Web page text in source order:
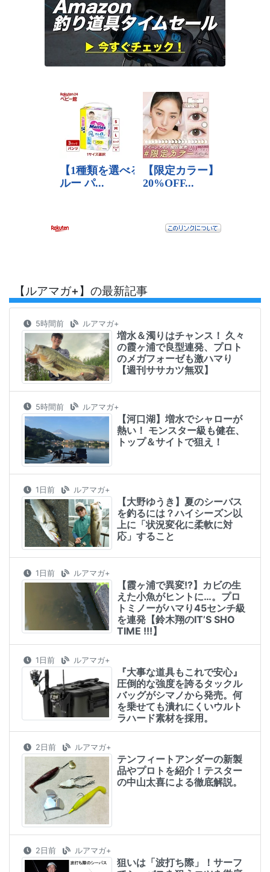
【ルアマガ+】の最新記事
5時間前 ルアマガ+
増水＆濁りはチャンス！ 久々
の霞ヶ浦で良型連発、プロト
のメガフォーゼも激ハマり
【週刊ササカツ無双】
5時間前 ルアマガ+
【河口湖】増水でシャローが
熱い！ モンスター級も健在、
トップ＆サイトで狙え！
1日前 ルアマガ+
【大野ゆうき】夏のシーバス
を釣るには？ハイシーズン以
上に「状況変化に柔軟に対
応」すること
1日前 ルアマガ+
【霞ヶ浦で異変!?】カビの生
えた小魚がヒントに…。プロ
トミノーがハマり45センチ級
を連発【鈴木翔のIT’S SHO
TIME !!!】
1日前 ルアマガ+
『大事な道具もこれで安心』
圧倒的な強度を誇るタックル
バッグがシマノから発売。何
を乗せても潰れにくいウルト
ラハード素材を採用。
2日前 ルアマガ+
テンフィートアンダーの新製
品やプロトを紹介！テスター
の中山太喜による徹底解説。
2日前 ルアマガ+
狙いは「波打ち際」！サーフ